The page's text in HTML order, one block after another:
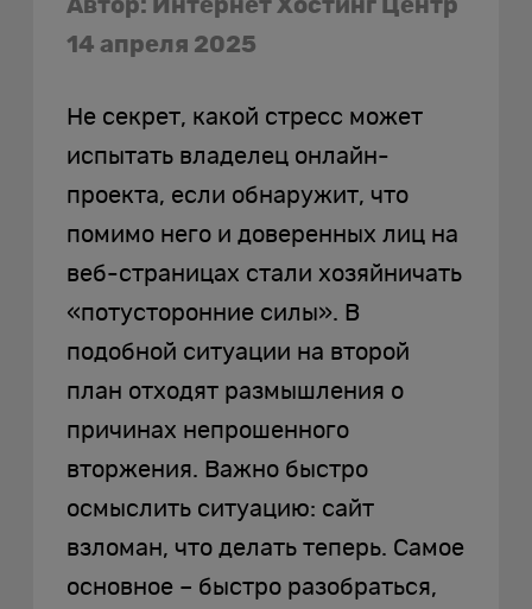
Автор: Интернет Хостинг Центр
14 апреля 2025
Не секрет, какой стресс может
испытать владелец онлайн-
проекта, если обнаружит, что
помимо него и доверенных лиц на
веб-страницах стали хозяйничать
«потусторонние силы». В
подобной ситуации на второй
план отходят размышления о
причинах непрошенного
вторжения. Важно быстро
осмыслить ситуацию: сайт
взломан, что делать теперь. Самое
основное – быстро разобраться,